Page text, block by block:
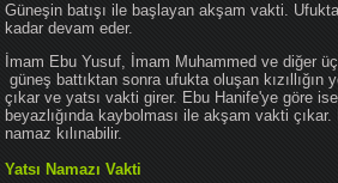
Güneşin batışı ile başlayan akşam vakti.
kadar devam eder.
İmam Ebu Yusuf, İmam Muhammed ve diğer
güneş battıktan sonra ufukta oluşan kızıllığın
çıkar ve yatsı vakti girer. Ebu Hanife'ye göre
beyazlığında kaybolması ile akşam vakti
namaz kılınabilir.
Yatsı Namazı Vakti